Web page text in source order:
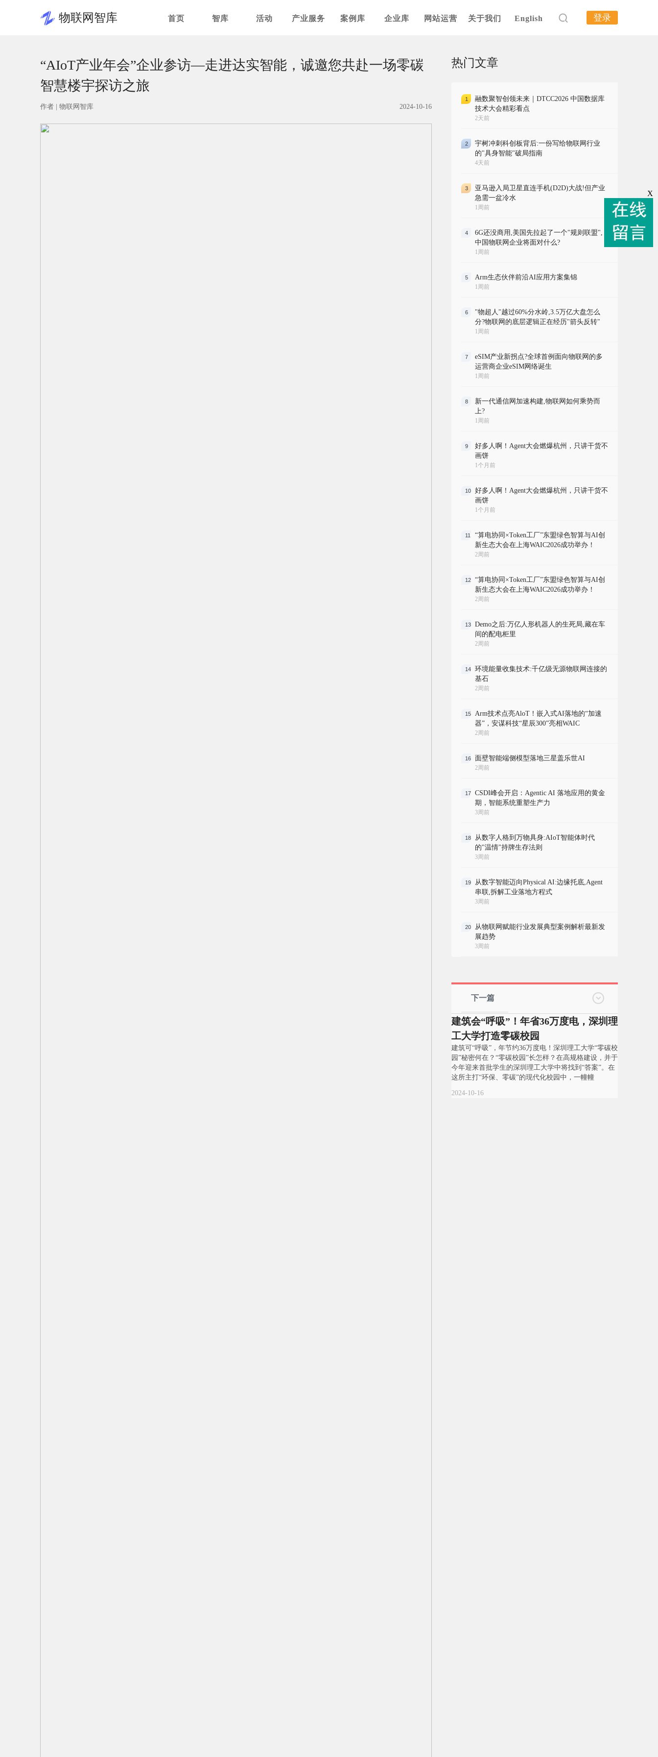
物联网智库 首页 智库 活动 产业服务 案例库 企业库 网站运营 关于我们 English 登录
“AIoT产业年会”企业参访—走进达实智能，诚邀您共赴一场零碳
智慧楼宇探访之旅
作者 | 物联网智库 2024-10-16
热门文章
1
融数聚智创领未来｜DTCC2026 中国数据库
技术大会精彩看点
2天前
2
宇树冲刺科创板背后:一份写给物联网行业
的"具身智能"破局指南
4天前
3
亚马逊入局卫星直连手机(D2D)大战!但产业
急需一盆冷水
1周前
4
6G还没商用,美国先拉起了一个"规则联盟",
中国物联网企业将面对什么?
1周前
5 Arm生态伙伴前沿AI应用方案集锦
1周前
6
"物超人"越过60%分水岭,3.5万亿大盘怎么
分?物联网的底层逻辑正在经历"箭头反转"
1周前
7
eSIM产业新拐点?全球首例面向物联网的多
运营商企业eSIM网络诞生
1周前
8
新一代通信网加速构建,物联网如何乘势而
上?
1周前
9
好多人啊！Agent大会燃爆杭州，只讲干货不
画饼
1个月前
10
好多人啊！Agent大会燃爆杭州，只讲干货不
画饼
1个月前
11
“算电协同×Token工厂”东盟绿色智算与AI创
新生态大会在上海WAIC2026成功举办！
2周前
12
“算电协同×Token工厂”东盟绿色智算与AI创
新生态大会在上海WAIC2026成功举办！
2周前
13
Demo之后:万亿人形机器人的生死局,藏在车
间的配电柜里
2周前
14
环境能量收集技术:千亿级无源物联网连接的
基石
2周前
15
Arm技术点亮AloT！嵌入式AI落地的“加速
器”，安谋科技“星辰300”亮相WAIC
2周前
16 面壁智能端侧模型落地三星盖乐世AI
2周前
17
CSDI峰会开启：Agentic AI 落地应用的黄金
期，智能系统重塑生产力
3周前
18
从数字人格到万物具身:AIoT智能体时代
的"温情"持牌生存法则
3周前
19
从数字智能迈向Physical AI:边缘托底,Agent
串联,拆解工业落地方程式
3周前
20
从物联网赋能行业发展典型案例解析最新发
展趋势
3周前
下一篇
建筑会“呼吸”！年省36万度电，深圳理
工大学打造零碳校园
建筑可“呼吸”，年节约36万度电！深圳理工大学“零碳校
园”秘密何在？“零碳校园”长怎样？在高规格建设，并于
今年迎来首批学生的深圳理工大学中将找到“答案”。在
这所主打“环保、零碳”的现代化校园中，一幢幢
2024-10-16
X